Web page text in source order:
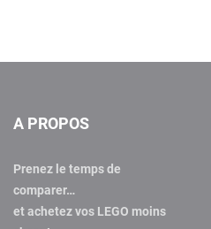
A PROPOS
Prenez le temps de
comparer…
et achetez vos LEGO moins